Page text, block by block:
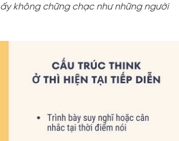
không chững chạc như những người